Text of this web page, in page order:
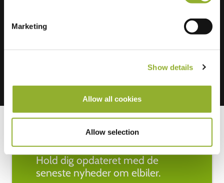
Marketing
Show details
Allow all cookies
Allow selection
Hold dig opdateret med de
seneste nyheder om elbiler.